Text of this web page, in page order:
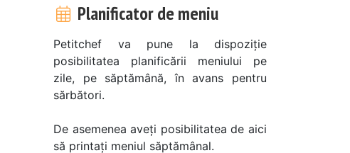
Planificator de meniu
Petitchef va pune la dispoziție
posibilitatea planificării meniului pe
zile, pe săptămână, în avans pentru
sărbători.
De asemenea aveți posibilitatea de aici
să printați meniul săptămânal.